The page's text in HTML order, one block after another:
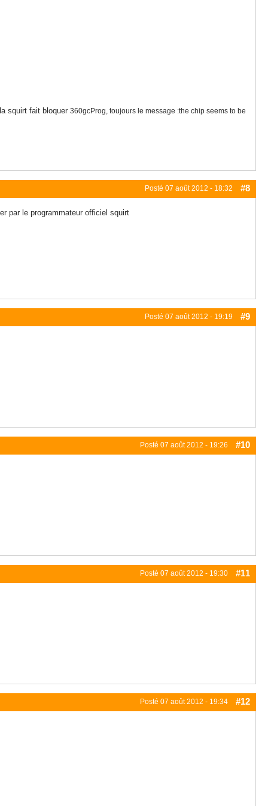
squirt fait bloquer 360gcProg, toujours le message :the chip seems to be
Posté 07 août 2012 - 18:32 #8
par le programmateur officiel squirt
Posté 07 août 2012 - 19:19 #9
Posté 07 août 2012 - 19:26 #10
Posté 07 août 2012 - 19:30 #11
Posté 07 août 2012 - 19:34 #12